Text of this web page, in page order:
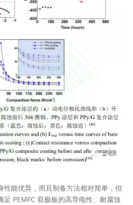
性能优异，而且制备方法相对简单，但
PEMFC 双极板的高导电性、耐腐蚀